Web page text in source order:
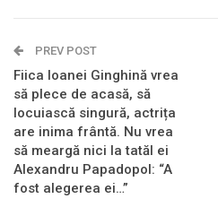
PREV POST
Fiica Ioanei Ginghină vrea
să plece de acasă, să
locuiască singură, actrița
are inima frântă. Nu vrea
să meargă nici la tatăl ei
Alexandru Papadopol: “A
fost alegerea ei…”